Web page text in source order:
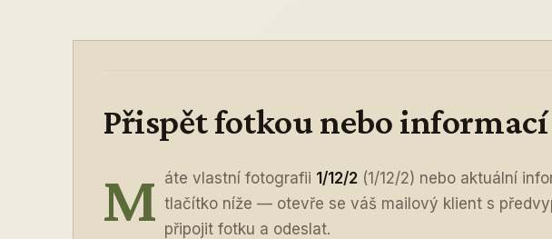
Přispět fotkou nebo informací
M áte vlastní fotografii 1/12/2 (1/12/2) nebo aktuální
tlačítko níže — otevře se váš mailový klient s
připojit fotku a odeslat.